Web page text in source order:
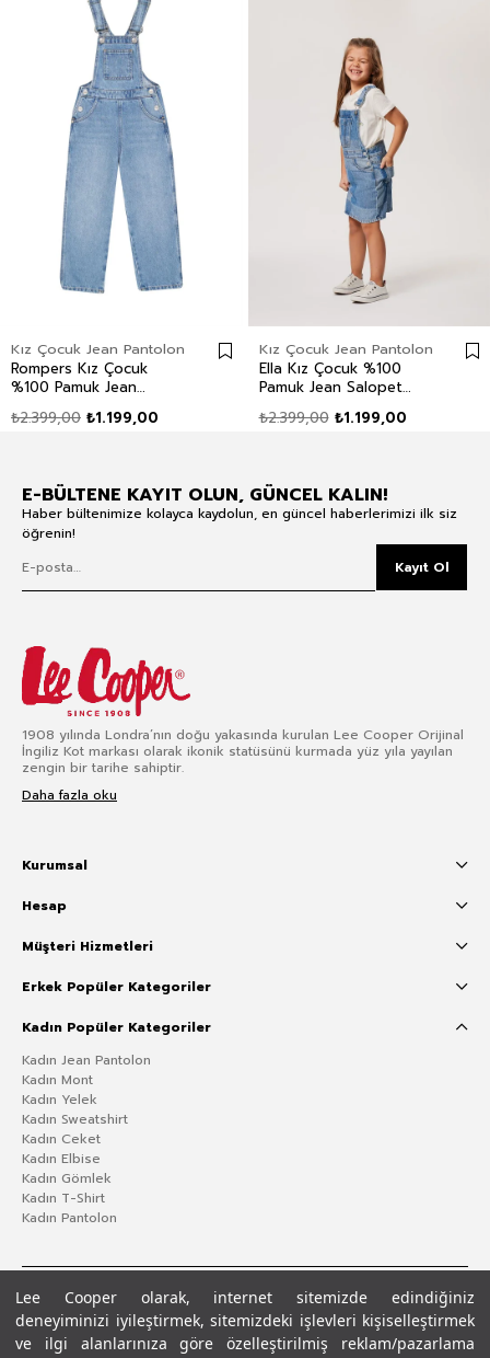
Lee Cooper olarak, internet sitemizde edindiğiniz
deneyiminizi iyileştirmek, sitemizdeki işlevleri kişiselleştirmek
ve ilgi alanlarınıza göre özelleştirilmiş reklam/pazarlama
Kız Çocuk Jean Pantolon
Rompers Kız Çocuk
%100 Pamuk Jean
₺1.199,00
₺2.399,00
Kız Çocuk Jean Pantolon
Ella Kız Çocuk %100
Pamuk Jean Salopet
₺1.199,00
₺2.399,00
E-BÜLTENE KAYIT OLUN, GÜNCEL KALIN!
Haber bültenimize kolayca kaydolun, en güncel haberlerimizi ilk siz
öğrenin!
Kayıt Ol
1908 yılında Londra’nın doğu yakasında kurulan Lee Cooper Orijinal
İngiliz Kot markası olarak ikonik statüsünü kurmada yüz yıla yayılan
zengin bir tarihe sahiptir.
Daha fazla oku
Kurumsal
Hesap
Müşteri Hizmetleri
Erkek Popüler Kategoriler
Kadın Popüler Kategoriler
Kadın Jean Pantolon
Kadın Mont
Kadın Yelek
Kadın Sweatshirt
Kadın Ceket
Kadın Elbise
Kadın Gömlek
Kadın T-Shirt
Kadın Pantolon